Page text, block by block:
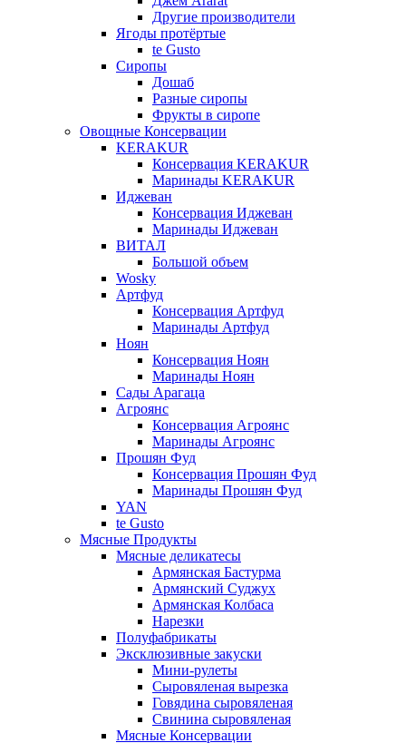
Другие производители
Ягоды протёртые
te Gusto
Сиропы
Дошаб
Разные сиропы
Фрукты в сиропе
Овощные Консервации
KERAKUR
Консервация KERAKUR
Маринады KERAKUR
Иджеван
Консервация Иджеван
Маринады Иджеван
ВИТАЛ
Большой объем
Wosky
Артфуд
Консервация Артфуд
Маринады Артфуд
Ноян
Консервация Ноян
Маринады Ноян
Сады Арагаца
Агроянс
Консервация Агроянс
Маринады Агроянс
Прошян Фуд
Консервация Прошян Фуд
Маринады Прошян Фуд
YAN
te Gusto
Мясные Продукты
Мясные деликатесы
Армянская Бастурма
Армянский Суджух
Армянская Колбаса
Нарезки
Полуфабрикаты
Эксклюзивные закуски
Мини-рулеты
Сыровяленая вырезка
Говядина сыровяленая
Свинина сыровяленая
Мясные Консервации